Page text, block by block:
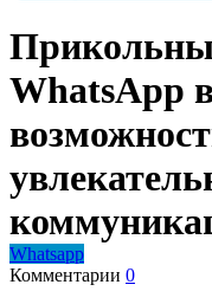
WhatsApp
Whatsapp
Комментарии 0